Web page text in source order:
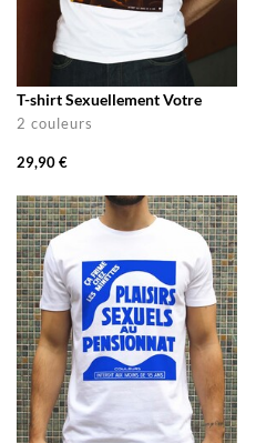
T-shirt Sexuellement Votre
2 couleurs
29,90 €